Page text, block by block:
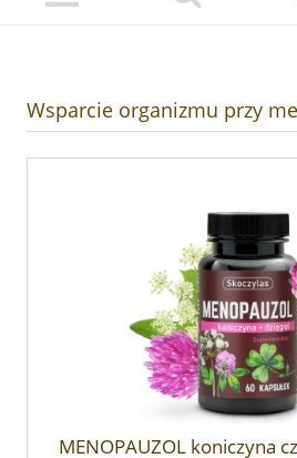
Wsparcie organizmu przy
MENOPAUZOL koniczyna